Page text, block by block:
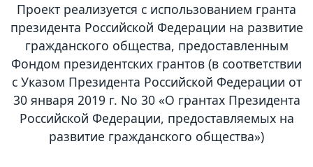
Проект реализуется с использованием гранта
президента Российской Федерации на развитие
гражданского общества, предоставленным
Фондом президентских грантов (в соответствии
с Указом Президента Российской Федерации от
30 января 2019 г. No 30 «О грантах Президента
Российской Федерации, предоставляемых на
развитие гражданского общества»)